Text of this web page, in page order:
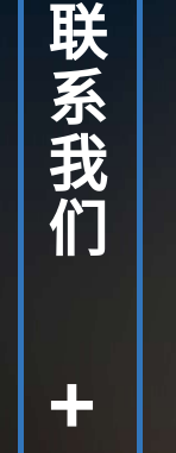
联
系
我
们
+